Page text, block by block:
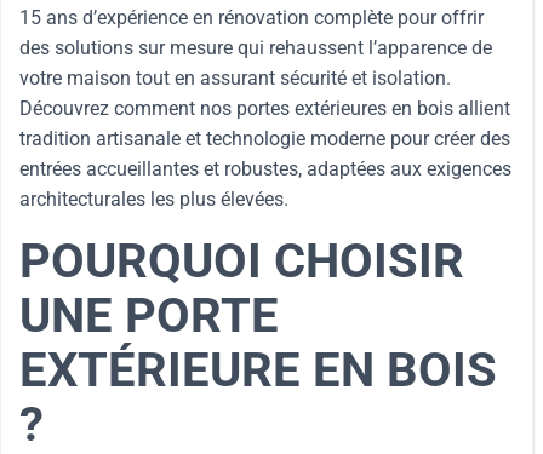
15 ans d’expérience en rénovation complète pour offrir
des solutions sur mesure qui rehaussent l’apparence de
votre maison tout en assurant sécurité et isolation.
Découvrez comment nos portes extérieures en bois allient
tradition artisanale et technologie moderne pour créer des
entrées accueillantes et robustes, adaptées aux exigences
architecturales les plus élevées.
POURQUOI CHOISIR
UNE PORTE
EXTÉRIEURE EN BOIS
?